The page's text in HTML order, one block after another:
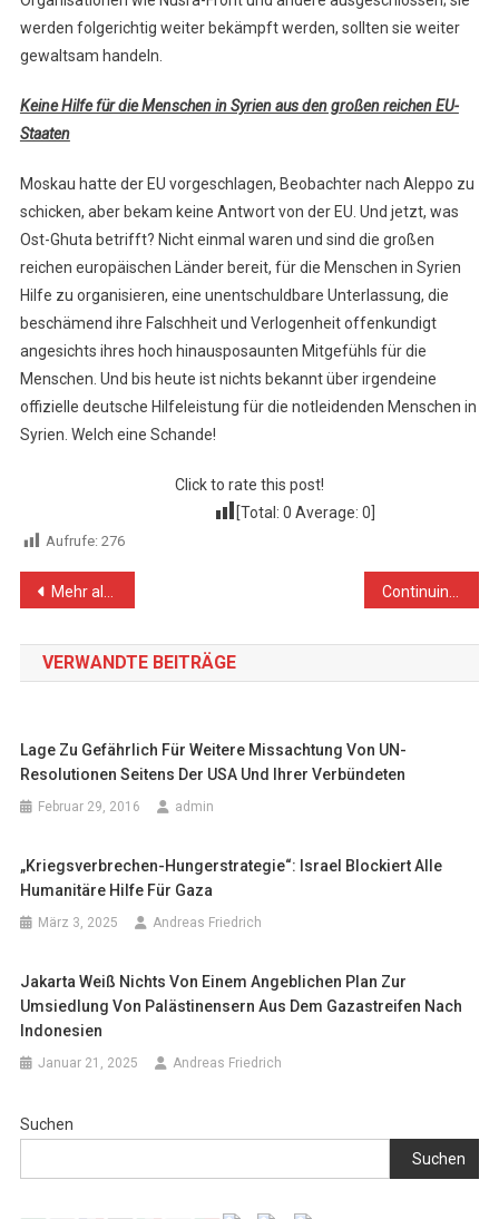
werden folgerichtig weiter bekämpft werden, sollten sie weiter
gewaltsam handeln.
Keine Hilfe für die Menschen in Syrien aus den großen reichen EU-
Staaten
Moskau hatte der EU vorgeschlagen, Beobachter nach Aleppo zu
schicken, aber bekam keine Antwort von der EU. Und jetzt, was
Ost-Ghuta betrifft? Nicht einmal waren und sind die großen
reichen europäischen Länder bereit, für die Menschen in Syrien
Hilfe zu organisieren, eine unentschuldbare Unterlassung, die
beschämend ihre Falschheit und Verlogenheit offenkundigt
angesichts ihres hoch hinausposaunten Mitgefühls für die
Menschen. Und bis heute ist nichts bekannt über irgendeine
offizielle deutsche Hilfeleistung für die notleidenden Menschen in
Syrien. Welch eine Schande!
Click to rate this post!
[Total: 0 Average: 0
Aufrufe: 276
Beitragsnavigation
Mehr als 1000 Tote ist Ergebnis der 12-jährige Blockade gegen Gaza Continuing to Target Fishermen in Their Livelihoods, Israeli Naval Forces Kill Fisherman, Wound and Arrest 2 others, and Damage Fishing Boat
VERWANDTE BEITRÄGE
Lage Zu Gefährlich Für Weitere Missachtung Von UN-
Resolutionen Seitens Der USA Und Ihrer Verbündeten
Februar 29, 2016 admin
„Kriegsverbrechen-Hungerstrategie“: Israel Blockiert Alle
Humanitäre Hilfe Für Gaza
März 3, 2025 Andreas Friedrich
Jakarta Weiß Nichts Von Einem Angeblichen Plan Zur
Umsiedlung Von Palästinensern Aus Dem Gazastreifen Nach
Indonesien
Januar 21, 2025 Andreas Friedrich
Suchen
Suchen